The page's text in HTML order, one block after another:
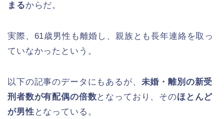
まるからだ。
実際、61歳男性も離婚し、親族とも長年連絡を取っ
ていなかったという。
以下の記事のデータにもあるが、 未婚・離別の新受
刑者数が有配偶の倍数となっており、そのほとんど
が男性 となっている。